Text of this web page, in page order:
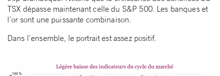
TSX dépasse maintenant celle du S&P 500. Les banques et
l’or sont une puissante combinaison.
Dans l’ensemble, le portrait est assez positif.